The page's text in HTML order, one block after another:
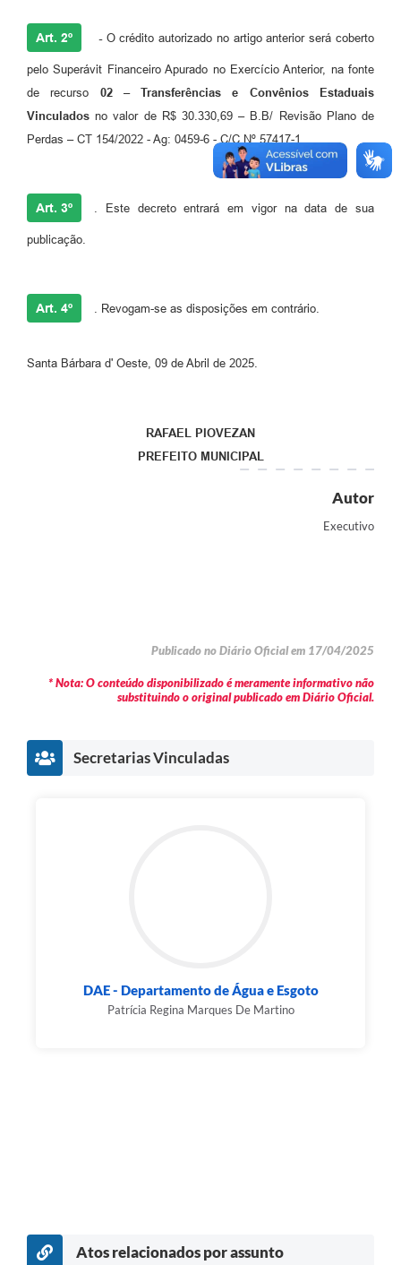
Art. 2º -O crédito autorizado no artigo anterior será coberto
pelo Superávit Financeiro Apurado no Exercício Anterior, na fonte
de recurso 02 – Transferências e Convênios Estaduais
Vinculados no valor de R$ 30.330,69 – B.B/ Revisão Plano de
Perdas – CT 154/2022 - Ag: 0459-6 - C/C Nº 57417-1.
Art. 3º . Este decreto entrará em vigor na data de sua
publicação.
Art. 4º . Revogam-se as disposições em contrário.
Santa Bárbara d' Oeste, 09 de Abril de 2025.
RAFAEL PIOVEZAN
PREFEITO MUNICIPAL
Autor
Executivo
Publicado no Diário Oficial em 17/04/2025
* Nota: O conteúdo disponibilizado é meramente informativo não
substituindo o original publicado em Diário Oficial.
Secretarias Vinculadas
DAE - Departamento de Água e Esgoto
Patrícia Regina Marques De Martino
Atos relacionados por assunto